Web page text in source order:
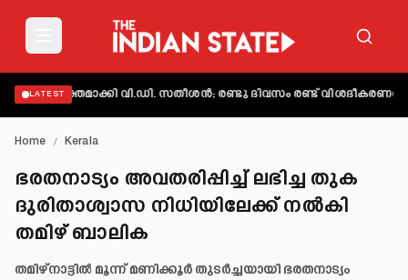
LATEST
വ്യക്തമാക്കി വി.ഡി. സതീശൻ; രണ്ടു ദിവസം രണ്ട്
Home / Kerala
ഭരതനാട്യം അവതരിപ്പിച്ച് ലഭിച്ച തുക
ദുരിതാശ്വാസ നിധിയിലേക്ക് നൽകി
തമിഴ് ബാലിക
തമിഴ്‌നാട്ടിൽ മൂന്ന് മണിക്കൂർ തുടർച്ചയായി ഭരതനാട്യം